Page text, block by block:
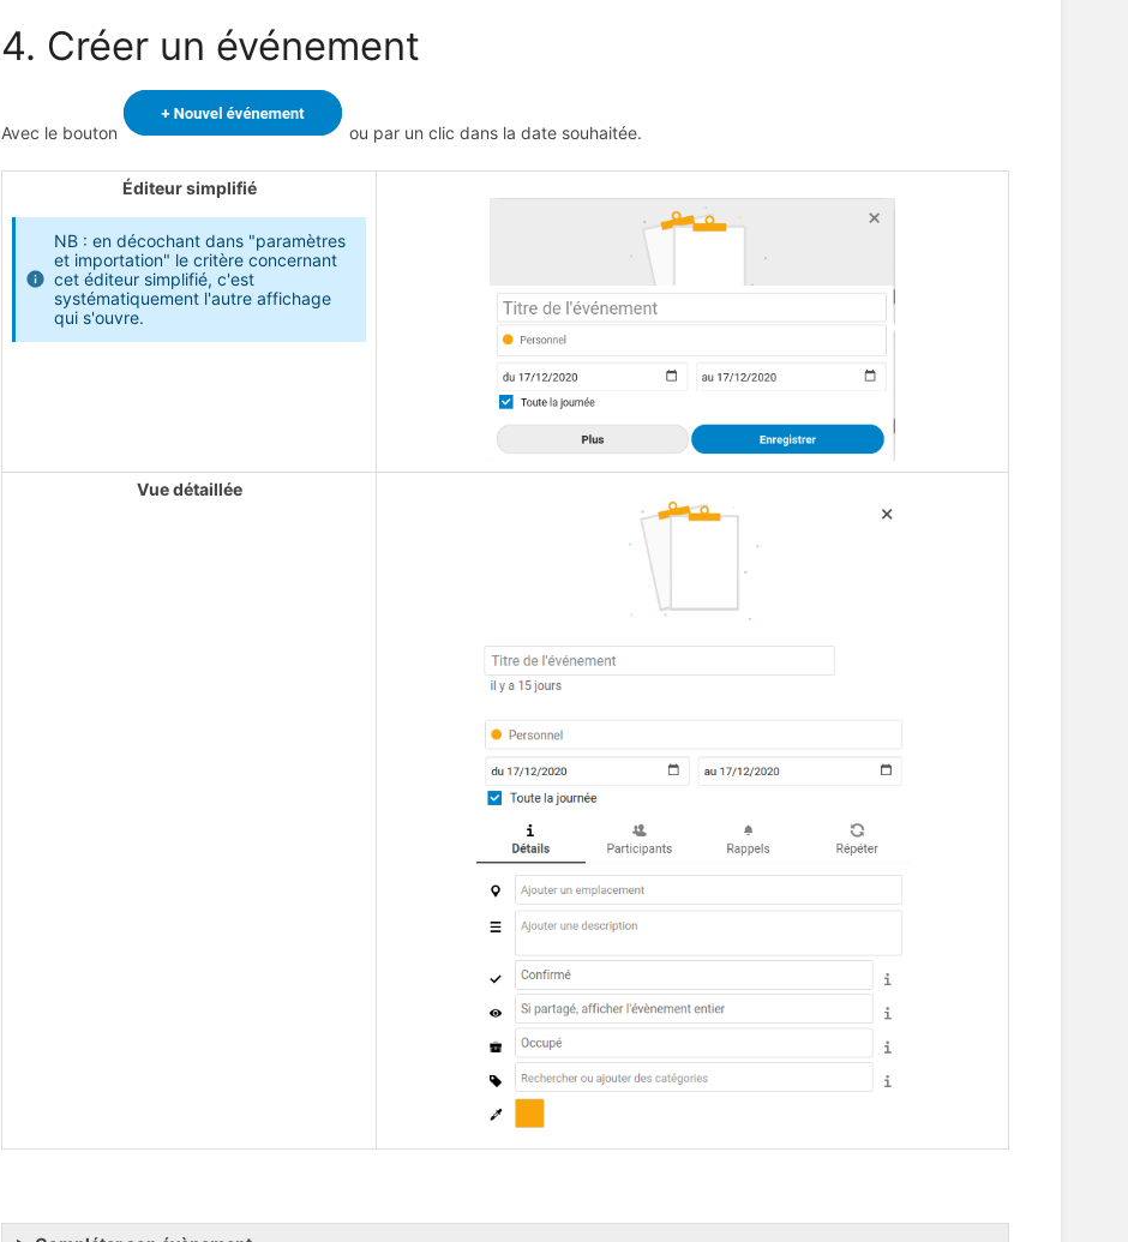
4. Créer un événement
Avec le bouton ou par un clic dans la date souhaitée.
Éditeur simplifié
NB : en décochant dans "paramètres
et importation" le critère concernant
cet éditeur simplifié, c'est
systématiquement l'autre affichage
qui s'ouvre.
Vue détaillée